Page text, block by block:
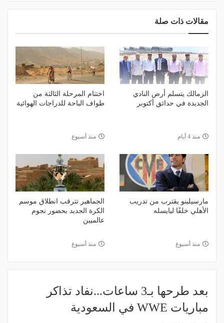
مقالات ذات صلة
الزمالك يتسلم أرض النادي
الجديدة في حدائق أكتوبر
منذ 4 أيام
اختتام المرحلة الثالثة من
طواف الباحة للدراجات الهوائية
منذ أسبوع
مارسيلينو يقترب من تدريب
الأهلي خلفًا ليايسله
منذ أسبوع
الجماهير تترقب انطلاق موسم
الكرة الجديد بحضور نجوم
عالميين
منذ أسبوع
بعد طرحها بـ3 ساعات...نفاد تذاكر
مباريات WWE في السعودية